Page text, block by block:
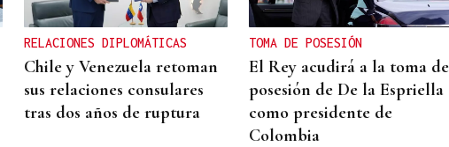
RELACIONES DIPLOMÁTICAS
Chile y Venezuela retoman
sus relaciones consulares
tras dos años de ruptura
TOMA DE POSESIÓN
El Rey acudirá a la toma de
posesión de De la Espriella
como presidente de
Colombia